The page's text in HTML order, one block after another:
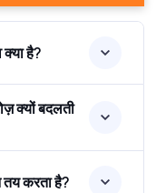
है?
क्यों बदलती
करता है?